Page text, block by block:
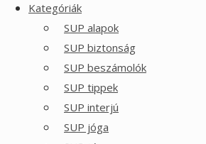
Kategóriák
SUP alapok
SUP biztonság
SUP beszámolók
SUP tippek
SUP interjú
SUP jóga